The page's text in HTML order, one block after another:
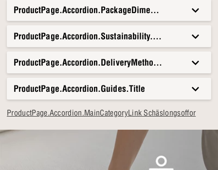
ProductPage.Accordion.Sustainability.Title
ProductPage.Accordion.DeliveryMethods.Title
ProductPage.Accordion.Guides.Title
ProductPage.Accordion.MainCategoryLink Schäslongsoffor